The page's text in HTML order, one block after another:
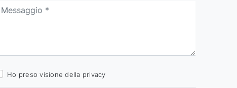
Ho preso visione della privacy